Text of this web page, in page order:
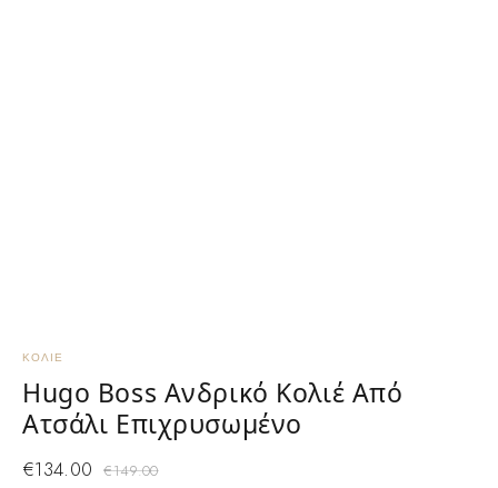
ΚΟΛΙΈ
Hugo Boss Ανδρικό Κολιέ Από
Ατσάλι Επιχρυσωμένο
€149.00
€134.00